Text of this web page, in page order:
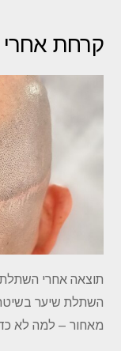
קרחת
תוצאה אחרי
מאחור – למה לא